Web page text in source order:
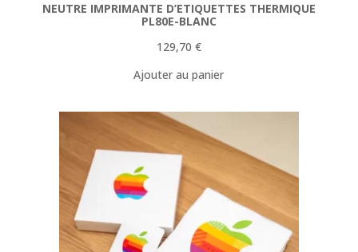
NEUTRE IMPRIMANTE D’ETIQUETTES THERMIQUE
PL80E-BLANC
129,70 €
Ajouter au panier